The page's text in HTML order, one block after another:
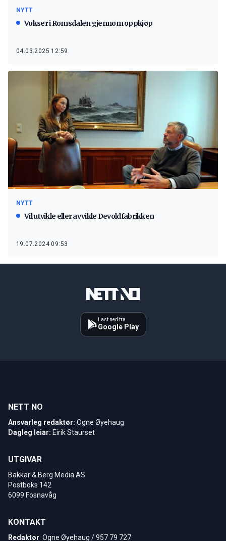
NYTT
Vokser i Romsdalen gjennom oppkjøp
04.03.2025 12:59
NYTT
Vil utvikle eller avvikle Devoldfabrikken
19.07.2024 09:53
Last ned fra
Google Play
NETT NO
Ansvarleg redaktør: Ogne Øyehaug
Dagleg leiar: Eirik Staurset
UTGIVAR
Bakkar & Berg Media AS
Postboks 142
6099 Fosnavåg
KONTAKT
Redaktør: Ogne Øyehaug / 957 79 727